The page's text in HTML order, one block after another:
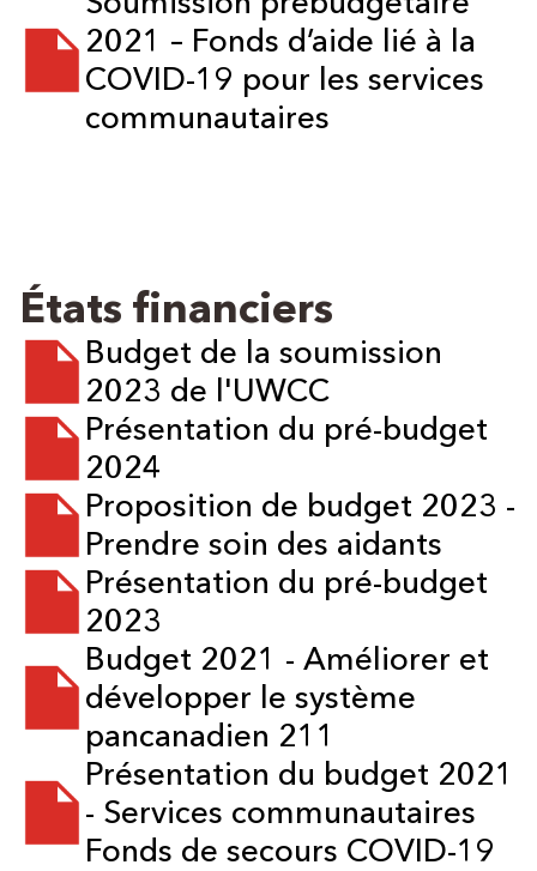
2021 – Fonds d’aide lié à la
COVID-19 pour les services
communautaires
États financiers
Budget de la soumission
2023 de l'UWCC
Présentation du pré-budget
2024
Proposition de budget 2023 -
Prendre soin des aidants
Présentation du pré-budget
2023
Budget 2021 - Améliorer et
développer le système
pancanadien 211
Présentation du budget 2021
- Services communautaires
Fonds de secours COVID-19